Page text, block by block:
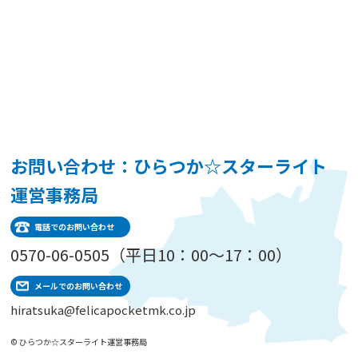
お問い合わせ：ひらつか☆スターライト
運営事務局
電話でのお問い合わせ
0570-06-0505（平日10：00～17：00）
メールでのお問い合わせ
hiratsuka@felicapocketmk.co.jp
© ひらつか☆スターライト運営事務局